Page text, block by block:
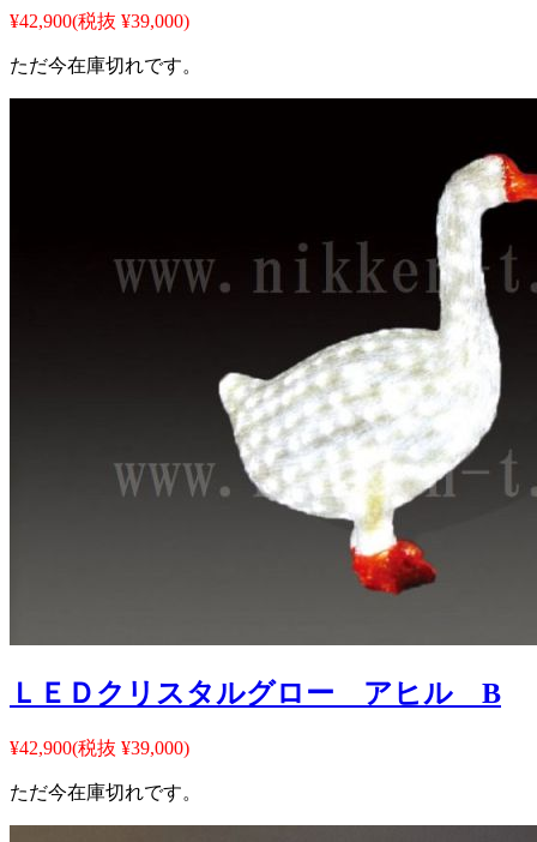
¥42,900(税抜 ¥39,000)
ただ今在庫切れです。
ＬＥＤクリスタルグロー アヒル B
¥42,900(税抜 ¥39,000)
ただ今在庫切れです。